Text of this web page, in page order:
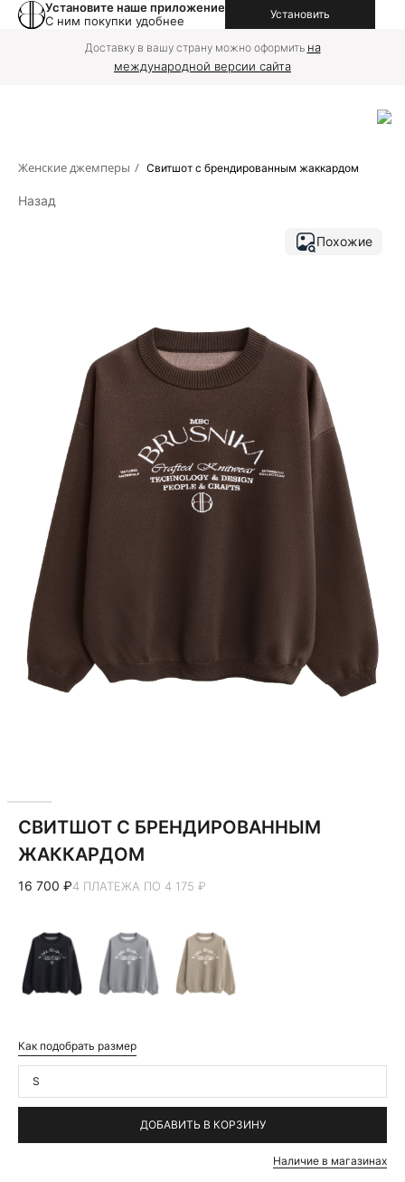
Установите наше приложение
С ним покупки удобнее
Установить
Доставку в вашу страну можно оформить на
международной версии сайта
Женские джемперы / Свитшот с брендированным жаккардом
Назад
Похожие
СВИТШОТ С БРЕНДИРОВАННЫМ
ЖАККАРДОМ
16 700 ₽4 ПЛАТЕЖА ПО 4 175 ₽
Как подобрать размер
S
ДОБАВИТЬ В КОРЗИНУ
Наличие в магазинах